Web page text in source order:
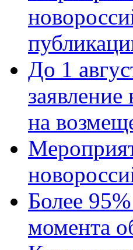
До 1
на
Более
момента